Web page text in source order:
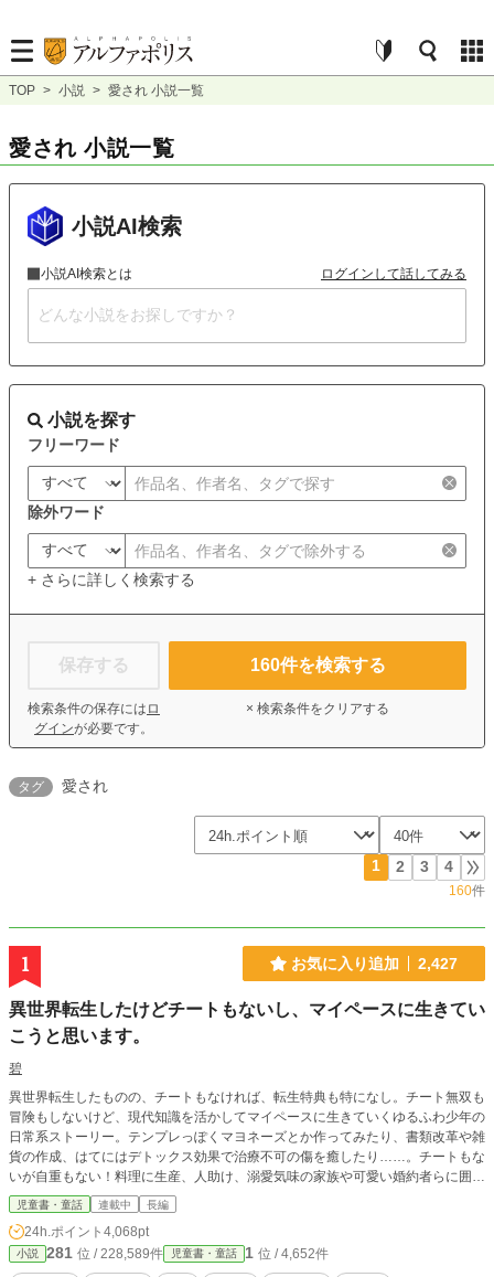
TOP > 小説 > 愛され 小説一覧
愛され 小説一覧
小説AI検索
小説AI検索とは ログインして話してみる
小説を探す
フリーワード
除外ワード
+ さらに詳しく検索する
保存する
検索条件の保存には ロ
グインが必要です。
160件を検索する
× 検索条件をクリアする
タグ 愛され
1 2 3 4
160件
1 お気に入り追加 2,427
異世界転生したけどチートもないし、マイペースに生きてい
こうと思います。
碧
異世界転生したものの、チートもなければ、転生特典も特になし。チート無双も
冒険もしないけど、現代知識を活かしてマイペースに生きていくゆるふわ少年の
日常系ストーリー。テンプレっぽくマヨネーズとか作ってみたり、書類改革や雑
貨の作成、はてにはデトックス効果で治療不可の傷を癒したり……。チートもな
いが自重もない！料理に生産、人助け、溺愛気味の家族や可愛い婚約者らに囲ま
れて今日も自由に過ごします。ゆるふわ癒し系異世界ファンタジーここに開幕！
【第2回きずな児童書大賞・読者賞を頂戴しました】 読んでくださった皆様のお
かげです、ありがとうございました！
児童書・童話 連載中 長編
24h.ポイント 4,068pt
小説 281 位 / 228,589件 児童書・童話 1 位 / 4,652件